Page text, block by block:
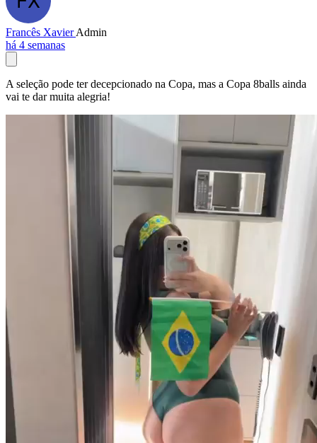
Francês XavierAdmin
há 4 semanas
A seleção pode ter decepcionado na Copa, mas a Copa 8balls ainda
vai te dar muita alegria!